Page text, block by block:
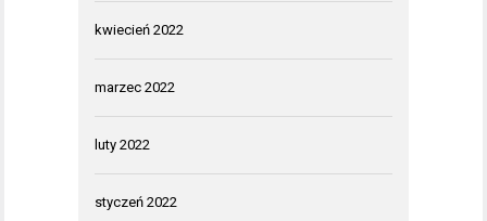
kwiecień 2022
marzec 2022
luty 2022
styczeń 2022